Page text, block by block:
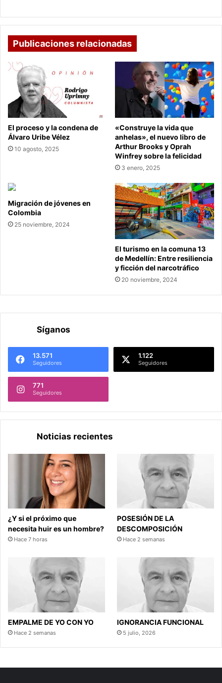
Publicaciones relacionadas
El proceso y la condena de
Álvaro Uribe Vélez
10 agosto, 2025
«Construye la vida que
anhelas», el nuevo libro de
Arthur Brooks y Oprah
Winfrey sobre la felicidad
3 enero, 2025
Migración de jóvenes en
Colombia
25 noviembre, 2024
El turismo en la comuna 13
de Medellín: Entre resiliencia
y ficción del narcotráfico
20 noviembre, 2024
Síganos
13.571
Seguidores
1.122
Seguidores
771
Seguidores
Noticias recientes
¿Y si el próximo que
necesita huir es un hombre?
Hace 7 horas
POSESIÓN DE LA
DESCOMPOSICIÓN
Hace 2 semanas
EMPALME DE YO CON YO
Hace 2 semanas
IGNORANCIA FUNCIONAL
5 julio, 2026